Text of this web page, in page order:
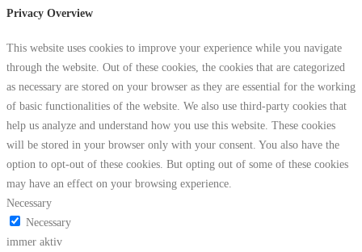
Privacy Overview
This website uses cookies to improve your experience while you navigate
through the website. Out of these cookies, the cookies that are categorized
as necessary are stored on your browser as they are essential for the working
of basic functionalities of the website. We also use third-party cookies that
help us analyze and understand how you use this website. These cookies
will be stored in your browser only with your consent. You also have the
option to opt-out of these cookies. But opting out of some of these cookies
may have an effect on your browsing experience.
Necessary
Necessary
immer aktiv